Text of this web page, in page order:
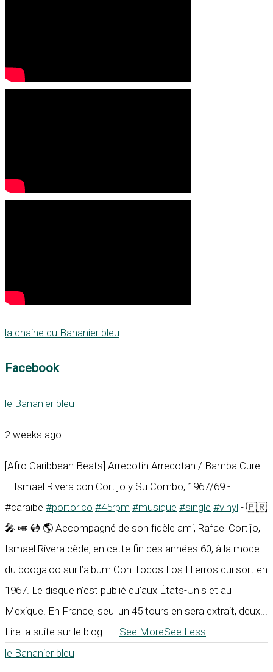
la chaine du Bananier bleu
Facebook
le Bananier bleu
2 weeks ago
[Afro Caribbean Beats] Arrecotin Arrecotan / Bamba Cure
– Ismael Rivera con Cortijo y Su Combo, 1967/69 -
#caraïbe #portorico #45rpm #musique #single #vinyl - 🇵🇷
🎤 🎺 💿 🌎 Accompagné de son fidèle ami, Rafael Cortijo,
Ismael Rivera cède, en cette fin des années 60, à la mode
du boogaloo sur l’album Con Todos Los Hierros qui sort en
1967. Le disque n’est publié qu’aux États-Unis et au
Mexique. En France, seul un 45 tours en sera extrait, deux...
Lire la suite sur le blog : ... See MoreSee Less
le Bananier bleu